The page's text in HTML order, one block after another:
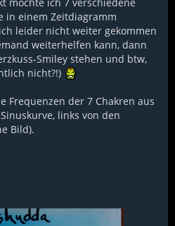
in einem Zeitdiagramm
leider nicht weiter gekommen
weiterhelfen kann, dann
Smiley stehen und btw,
nicht?!)
Frequenzen der 7 Chakren aus
links von den
Bild).